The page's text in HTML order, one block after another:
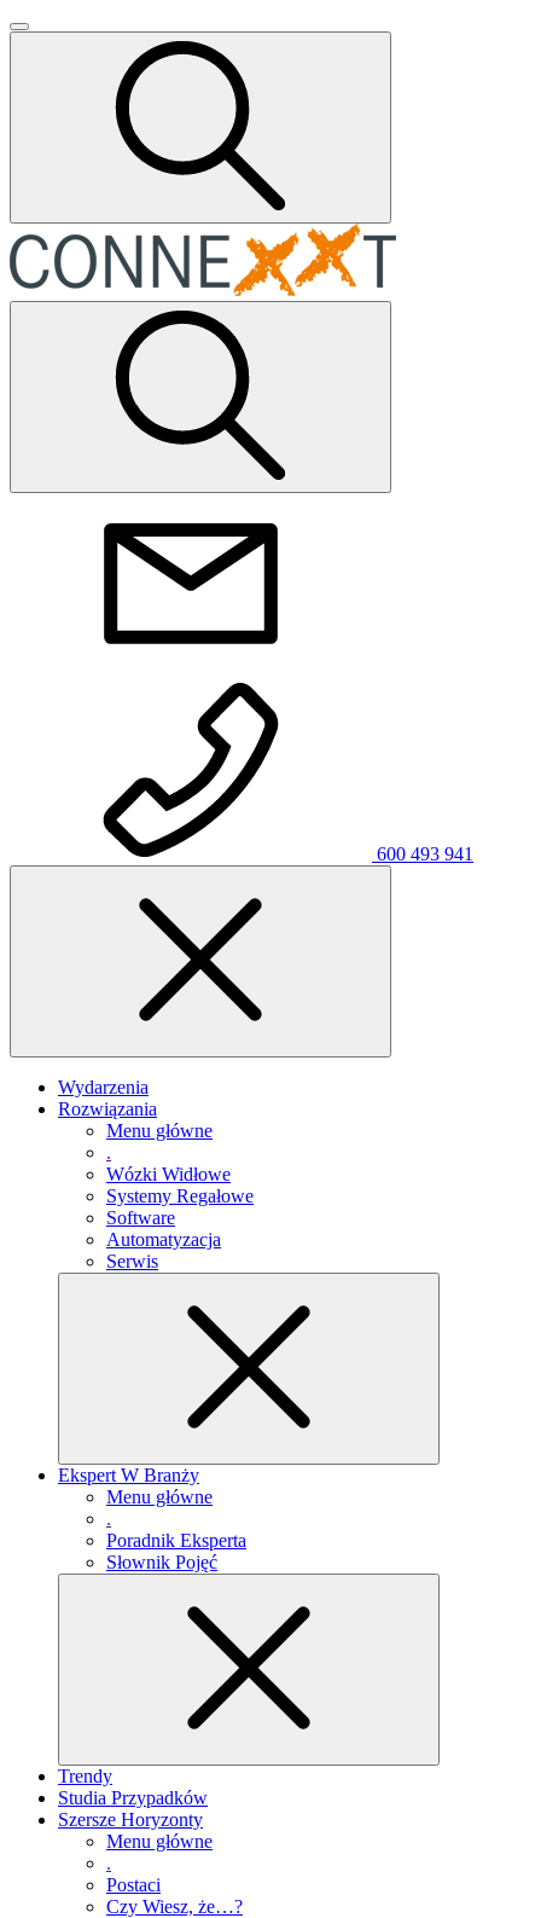
600 493 941
Wydarzenia
Rozwiązania
Menu główne
.
Wózki Widłowe
Systemy Regałowe
Software
Automatyzacja
Serwis
Ekspert W Branży
Menu główne
.
Poradnik Eksperta
Słownik Pojęć
Trendy
Studia Przypadków
Szersze Horyzonty
Menu główne
.
Postaci
Czy Wiesz, że…?